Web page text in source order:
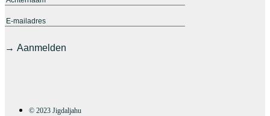
© 2023 Jigdaljahu